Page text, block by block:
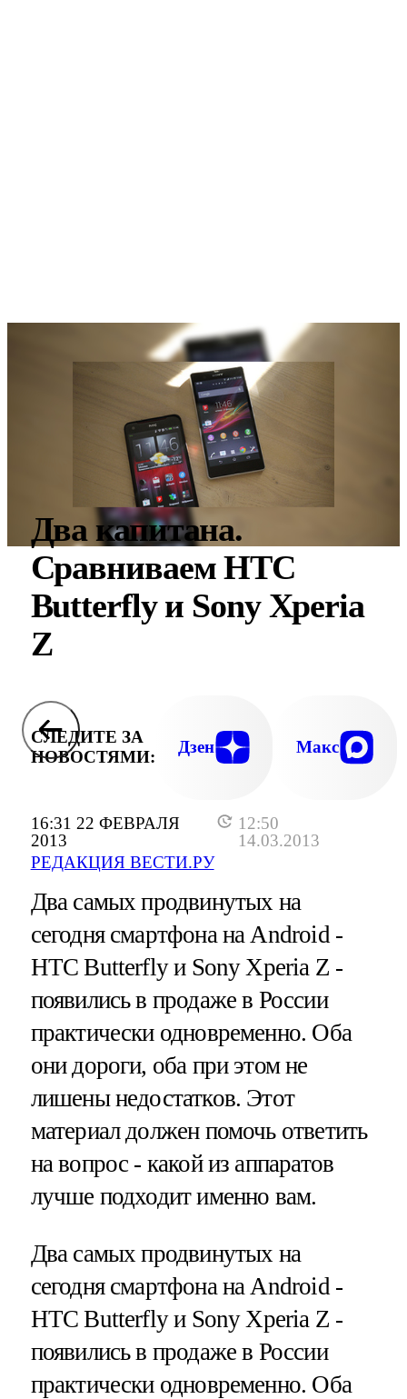
16:31 22 ФЕВРАЛЯ
2013
12:50
14.03.2013
РЕДАКЦИЯ ВЕСТИ.РУ
Два капитана.
Сравниваем HTC
Butterfly и Sony Xperia
Z
СЛЕДИТЕ ЗА
НОВОСТЯМИ:
Дзен Макс
Два самых продвинутых на
сегодня смартфона на Android -
HTC Butterfly и Sony Xperia Z -
появились в продаже в России
практически одновременно. Оба
они дороги, оба при этом не
лишены недостатков. Этот
материал должен помочь ответить
на вопрос - какой из аппаратов
лучше подходит именно вам.
Два самых продвинутых на
сегодня смартфона на Android -
HTC Butterfly и Sony Xperia Z -
появились в продаже в России
практически одновременно. Оба